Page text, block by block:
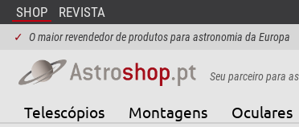
SHOP REVISTA
✓ O maior revendedor de produtos para astronomia da Europa
Seu parceiro para
Telescópios Montagens Oculares